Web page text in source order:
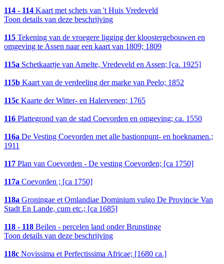
114 - 114 Kaart met schets van 't Huis Vredeveld
Toon details van deze beschrijving
115 Tekening van de vroegere ligging der kloostergebouwen en
omgeving te Assen naar een kaart van 1809; 1809
115a Schetkaartje van Amelte, Vredeveld en Assen; [ca. 1925]
115b Kaart van de verdeeling der marke van Peelo; 1852
115c Kaarte der Witter- en Halervenen; 1765
116 Plattegrond van de stad Coevorden en omgeving; ca. 1550
116a De Vesting Coevorden met alle bastionpunt- en hoeknamen.;
1911
117 Plan van Coevorden - De vesting Coevorden; [ca 1750]
117a Coevorden ; [ca 1750]
118a Groningae et Omlandiae Dominium vulgo De Provincie Van
Stadt En Lande, cum etc.; [ca 1685]
118 - 118 Beilen - percelen land onder Brunstinge
Toon details van deze beschrijving
118c Novissima et Perfectissima Africae; [1680 ca.]